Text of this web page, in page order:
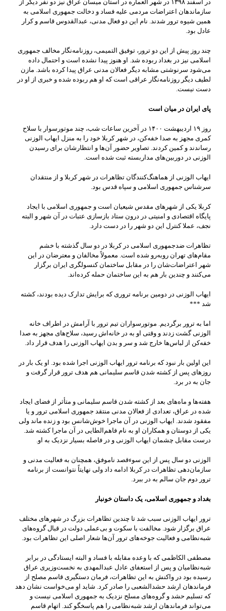
در اسفند ۱۳۹۸ در شهر العماره در استان میسان عراق نیز دو نفر دیگر از
سازماندهان اعتراضات مردمی علیه فساد و دخالت جمهوری اسلامی به
همین شیوه ترور شدند. نام این دو فعال مدنی، عبدالقدوس قاسم و کرار
عادل بود.
چند روز پیش از این دو ترور، توفیق التمیمی، روزنامه‌نگار مخالف جمهوری
اسلامی نیز در بغداد ربوده شد. او هنوز پیدا نشده است و احتمال داده
می‌شود سرنوشتی مشابه دیگر فعالان مدنی عراق پیدا کرده باشد. مازن
لطیف دیگر روزنامه‌نگار عراقی است که او هم ربوده شده و خبری از او در
دست نیست.
پای ایران در میان است
روز ۱۹ اردیبهشت ۱۴۰۰ در آخرین ساعات شب، چند موتورسوار با سلاح
کمری مجهز به صدا خفه‌کن، در شهر کربلا خود را به منزل ایهاب الوزنی
رساندند و کمین کردند. تصاویر حضور آن‌ها و انتظارشان برای رسیدن
الوزنی در دوربین‌های مداربسته ثبت شده است.
ایهاب الوزنی از هماهنگ‌کنندگان تظاهرات‌ در شهر کربلا و از منتقدان
سرشناس جمهوری اسلامی و سپاه قدس بود.
کربلا یکی از شهرهای مقدس شیعیان است و جمهوری اسلامی با ایجاد
پایگاه اقتصادی و امنیتی در درون ستاد بازسازی عتبات در آن شهر و البته
نجف، عملا کنترل این دو شهر را در دست دارد.
تظاهرات ضدجمهوری اسلامی در کربلا در دو سال گذشته با خشم
مقام‌های تهران روبه‌رو شده است. معمولاً مخالفان و معترضان در این
شهر اعتراضات‌شان را در مقابل ساختمان کنسولگری ایران برگزار
می‌کنند و چندین بار هم به این ساختمان حمله کرده‌اند.
ایهاب الوزنی در دومین برنامه تروری که برایش تدارک دیده بودند، کشته
شد ***
اما به ترور برگردیم. موتورسواران تیم ترور با آرامش در اطراف خانه
الوزنی گشت زدند و وقتی او به در خانه‌اش رسید، سلاح‌های مجهز به صدا
خفه‌کن از لباس‌ها خارج شد و سر و بدن ایهاب الوزنی را هدف قرار داد.
این اولین بار نبود که برنامه ترور ایهاب الوزنی اجرا شده بود. او یک بار در
روزهای پس از کشته شدن قاسم سلیمانی هم هدف ترور قرار گرفت و
جان به در برد.
هفته‌ها و ماه‌های بعد از کشته شدن قاسم سلیمانی و متأثر از فضای ایجاد
شده در عراق، تعدادی از فعالان مدنی منتقد جمهوری اسلامی ترور و یا
مفقود شدند. ایهاب الوزنی در آن ماجرا خوش‌شانس بود و زنده ماند ولی
یکی از دوستان و همکاران او به نام فاهم‌الطایی در آن ماجرا کشته شد.
درست مقابل چشمان ایهاب الوزنی و در فاصله بسیار نزدیک به او.
الوزنی دو سال پس از این سوءقصد ناموفق، همچنان به فعالیت مدنی و
سازمان‌دهی تظاهرات در کربلا ادامه داد ولی نهایتاً نتوانست از برنامه
ترور دوم جان سالم به در ببرد.
بغداد و جمهوری اسلامی، یک داستان خونبار
ترور ایهاب الوزنی سبب شد تا چندین تظاهرات بزرگ در شهرهای مختلف
عراق برگزار شود. مخالفت با سکوت و بی‌عملی دولت در قبال گروه‌های
شبه‌نظامی و فعالیت جوخه‌های ترور آن‌ها شعار اصلی این تظاهرات بود.
مصطفی الکاظمی که با وعده مقابله با فساد و البته ایستادگی در برابر
شبه‌نظامیان و پس از استعفای عادل عبدالمهدی به نخست‌وزیری عراق
رسیده بود در واکنش به این تظاهرات، فرمان دستگیری قاسم مصلح از
فرماندهان ارشد حشد‌الشعبی را صادر کرد. شاید او می‌خواست نشان دهد
که تسلیم حشد و گروه‌های مسلح نزدیک به جمهوری اسلامی نیست و
می‌تواند فرماندهان ارشد شبه‌نظامی را هم پاسخگو کند. اتهام قاسم